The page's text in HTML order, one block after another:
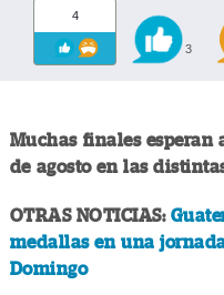
4
3
Muchas finales esperan
de agosto en las
OTRAS NOTICIAS:
medallas en una
Domingo